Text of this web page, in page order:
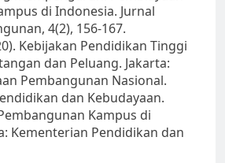
di Indonesia. Jurnal
4(2), 156-167.
Kebijakan Pendidikan Tinggi
dan Peluang. Jakarta:
Pembangunan Nasional.
dan Kebudayaan.
Kampus di
Kementerian Pendidikan dan